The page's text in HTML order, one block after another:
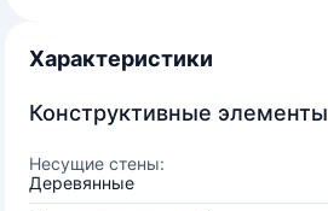
Характеристики
Конструктивные элементы
Несущие стены:
Деревянные